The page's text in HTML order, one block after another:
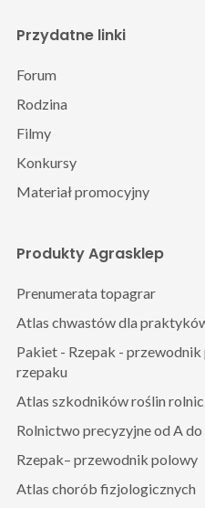
Produkty Agrasklep
Prenumerata topagrar
Atlas chwastów dla
Pakiet - Rzepak -
rzepaku
Atlas szkodników roślin
Rolnictwo precyzyjne od A do
Rzepak– przewodnik polowy
Atlas chorób fizjologicznych
Przydatne linki
Forum
Rodzina
Filmy
Konkursy
Materiał promocyjny